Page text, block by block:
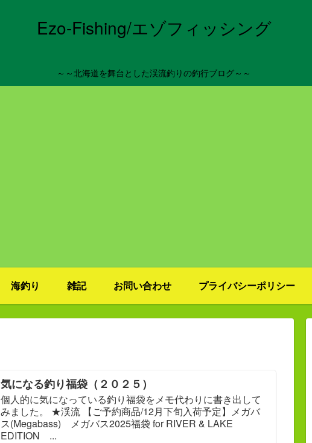
Ezo-Fishing/エゾフィッシング
～～北海道を舞台とした渓流釣りの釣行ブログ～～
海釣り 雑記 お問い合わせ プライバシーポリシー
気になる釣り福袋（２０２５）
個人的に気になっている釣り福袋をメモ代わりに書き出して
みました。 ★渓流 【ご予約商品/12月下旬入荷予定】メガバ
ス(Megabass) メガバス2025福袋 for RIVER & LAKE
EDITION ...